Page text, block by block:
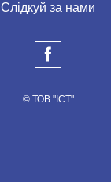
Слідкуй за нами
© ТОВ "ІСТ"